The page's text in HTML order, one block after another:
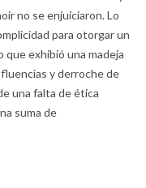
no se enjuiciaron. Lo
para otorgar un
que exhibió una madeja
y derroche de
una falta de ética
suma de